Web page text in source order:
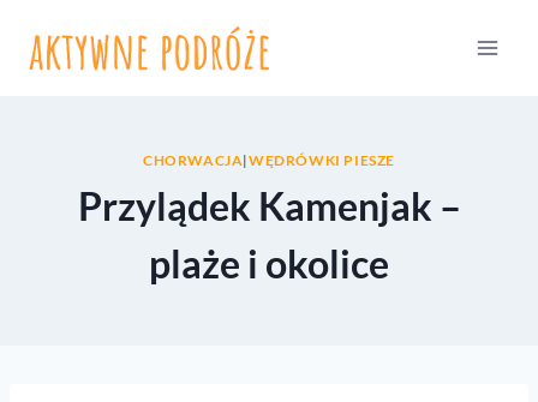
CHORWACJA|WĘDRÓWKI PIESZE
Przylądek Kamenjak –
plaże i okolice